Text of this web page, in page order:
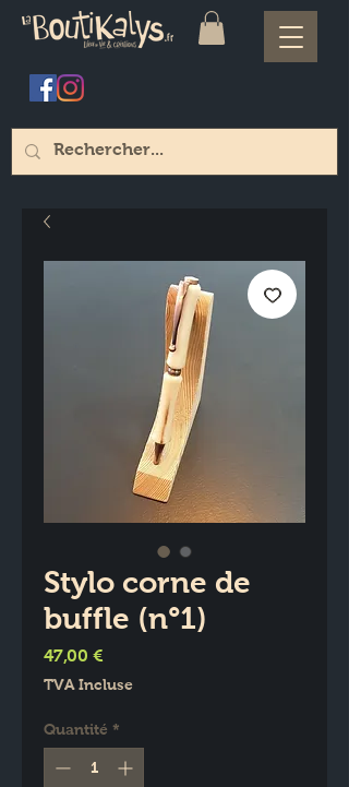
Stylo corne de
buffle (n°1)
47,00 €
TVA Incluse
Quantité *